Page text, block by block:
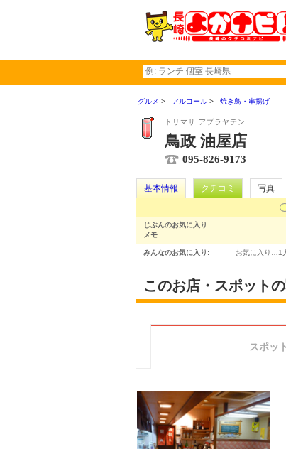
グルメ アルコール 焼き鳥・串揚げ
トリマサ アブラヤテン
鳥政 油屋店
095-826-9173
基本情報 クチコミ
写真
じぶんのお気に入り:
メモ:
みんなのお気に入り: お気に入り… 1
このお店・スポット
スポッ